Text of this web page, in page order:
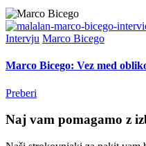
Intervju Marco Bicego
Marco Bicego: Vez med
Preberi
Naj vam pomagamo z